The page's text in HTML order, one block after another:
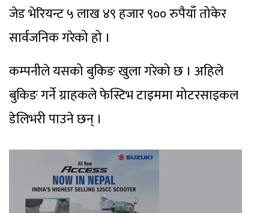
जेड भेरियन्ट ५ लाख ४९ हजार ९०० रुपैयाँ तोकेर
सार्वजनिक गरेको हो ।
कम्पनीले यसको बुकिङ खुला गरेको छ । अहिले
बुकिङ गर्ने ग्राहकले फेस्टिभ टाइममा मोटरसाइकल
डेलिभरी पाउने छन् ।